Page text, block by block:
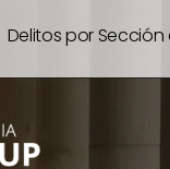
Delitos por